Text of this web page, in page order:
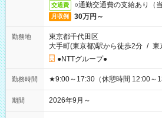
交通費 ○通勤交通費の支給あり（
月収例 30万円～
勤務地
東京都千代田区
大手町(東京都)駅から徒歩2分 / 東
●NTTグループ●
勤務時間 ★9:00～17:30（休憩時間 12:00～
期間 2026年9月～